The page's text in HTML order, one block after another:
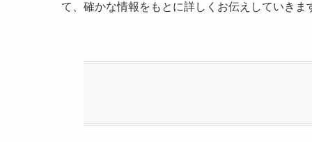
て、確かな情報をもとに詳しくお伝えしていきま